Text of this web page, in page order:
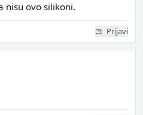
nisu ovo silikoni.
Prijavi